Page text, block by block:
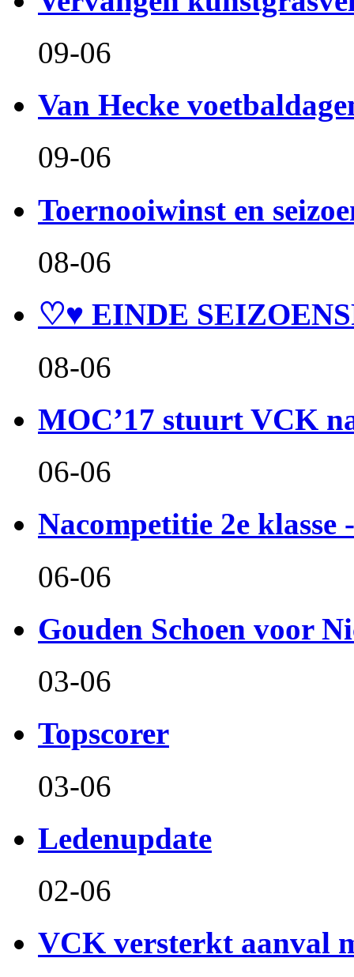
09-06
Van Hecke
09-06
Toernooiwinst en
08-06
♡♥ EINDE
08-06
MOC’17 stuurt VCK
06-06
Nacompetitie 2e klasse
06-06
Gouden Schoen voor
03-06
Topscorer
03-06
Ledenupdate
02-06
VCK versterkt aanval